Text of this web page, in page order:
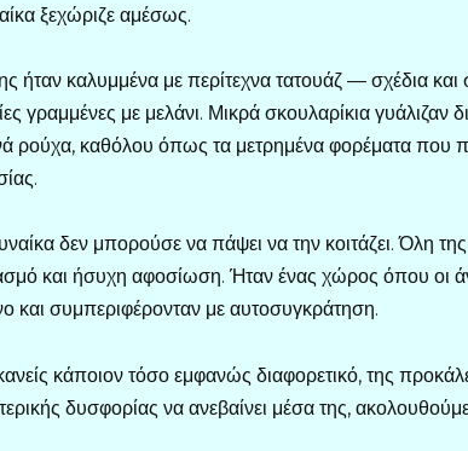
ξεχώριζε αμέσως.
ήταν καλυμμένα με περίτεχνα τατουάζ — σχέδια
γραμμένες με μελάνι. Μικρά σκουλαρίκια
ρούχα, καθόλου όπως τα μετρημένα φορέματα που
δεν μπορούσε να πάψει να την κοιτάζει. Όλη
και ήσυχη αφοσίωση. Ήταν ένας χώρος όπου οι
και συμπεριφέρονταν με αυτοσυγκράτηση.
κάποιον τόσο εμφανώς διαφορετικό, της
δυσφορίας να ανεβαίνει μέσα της,